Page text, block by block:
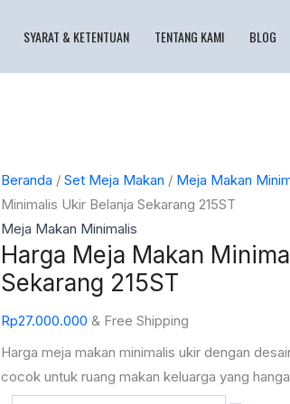
SYARAT & KETENTUAN TENTANG KAMI BLOG
Beranda / Set Meja Makan / Meja Makan
Minimalis Ukir Belanja Sekarang 215ST
Meja Makan Minimalis
Harga Meja Makan
Sekarang 215ST
Rp27.000.000 & Free Shipping
Harga meja makan minimalis ukir dengan
cocok untuk ruang makan keluarga yang
Kuantitas
Harga
Meja
Makan
Minimalis
Belanja
Sekarang
215ST